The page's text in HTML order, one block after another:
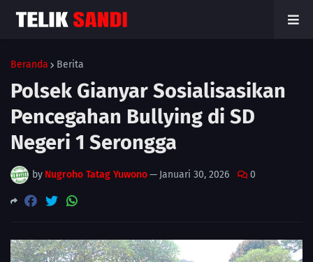
Beranda Berita
Polsek Gianyar Sosialisasikan
Pencegahan Bullying di SD
Negeri 1 Serongga
by Nugroho Tatag Yuwono— Januari 30, 2026 0